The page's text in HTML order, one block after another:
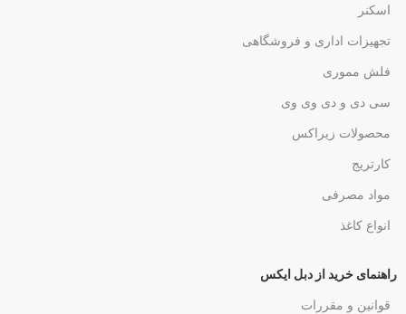
اسکنر
تجهیزات اداری و فروشگاهی
فلش مموری
سی دی و دی وی وی
محصولات زیراکس
کارتریج
مواد مصرفی
انواع کاغذ
راهنمای خرید از دبل ایکس
قوانین و مقررات